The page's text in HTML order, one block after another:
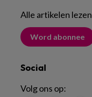
Alle artikelen lezen
Word abonnee
Social
Volg ons op: